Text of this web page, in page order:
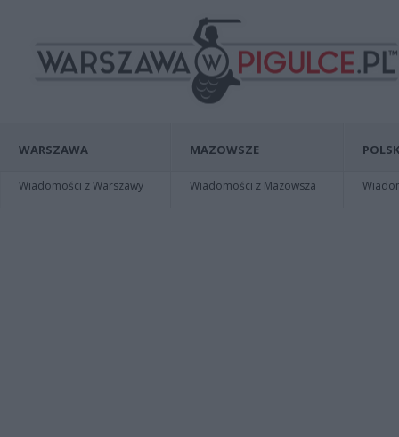
WARSZAWA
Wiadomości z Warszawy
MAZOWSZE
Wiadomości z Mazowsza